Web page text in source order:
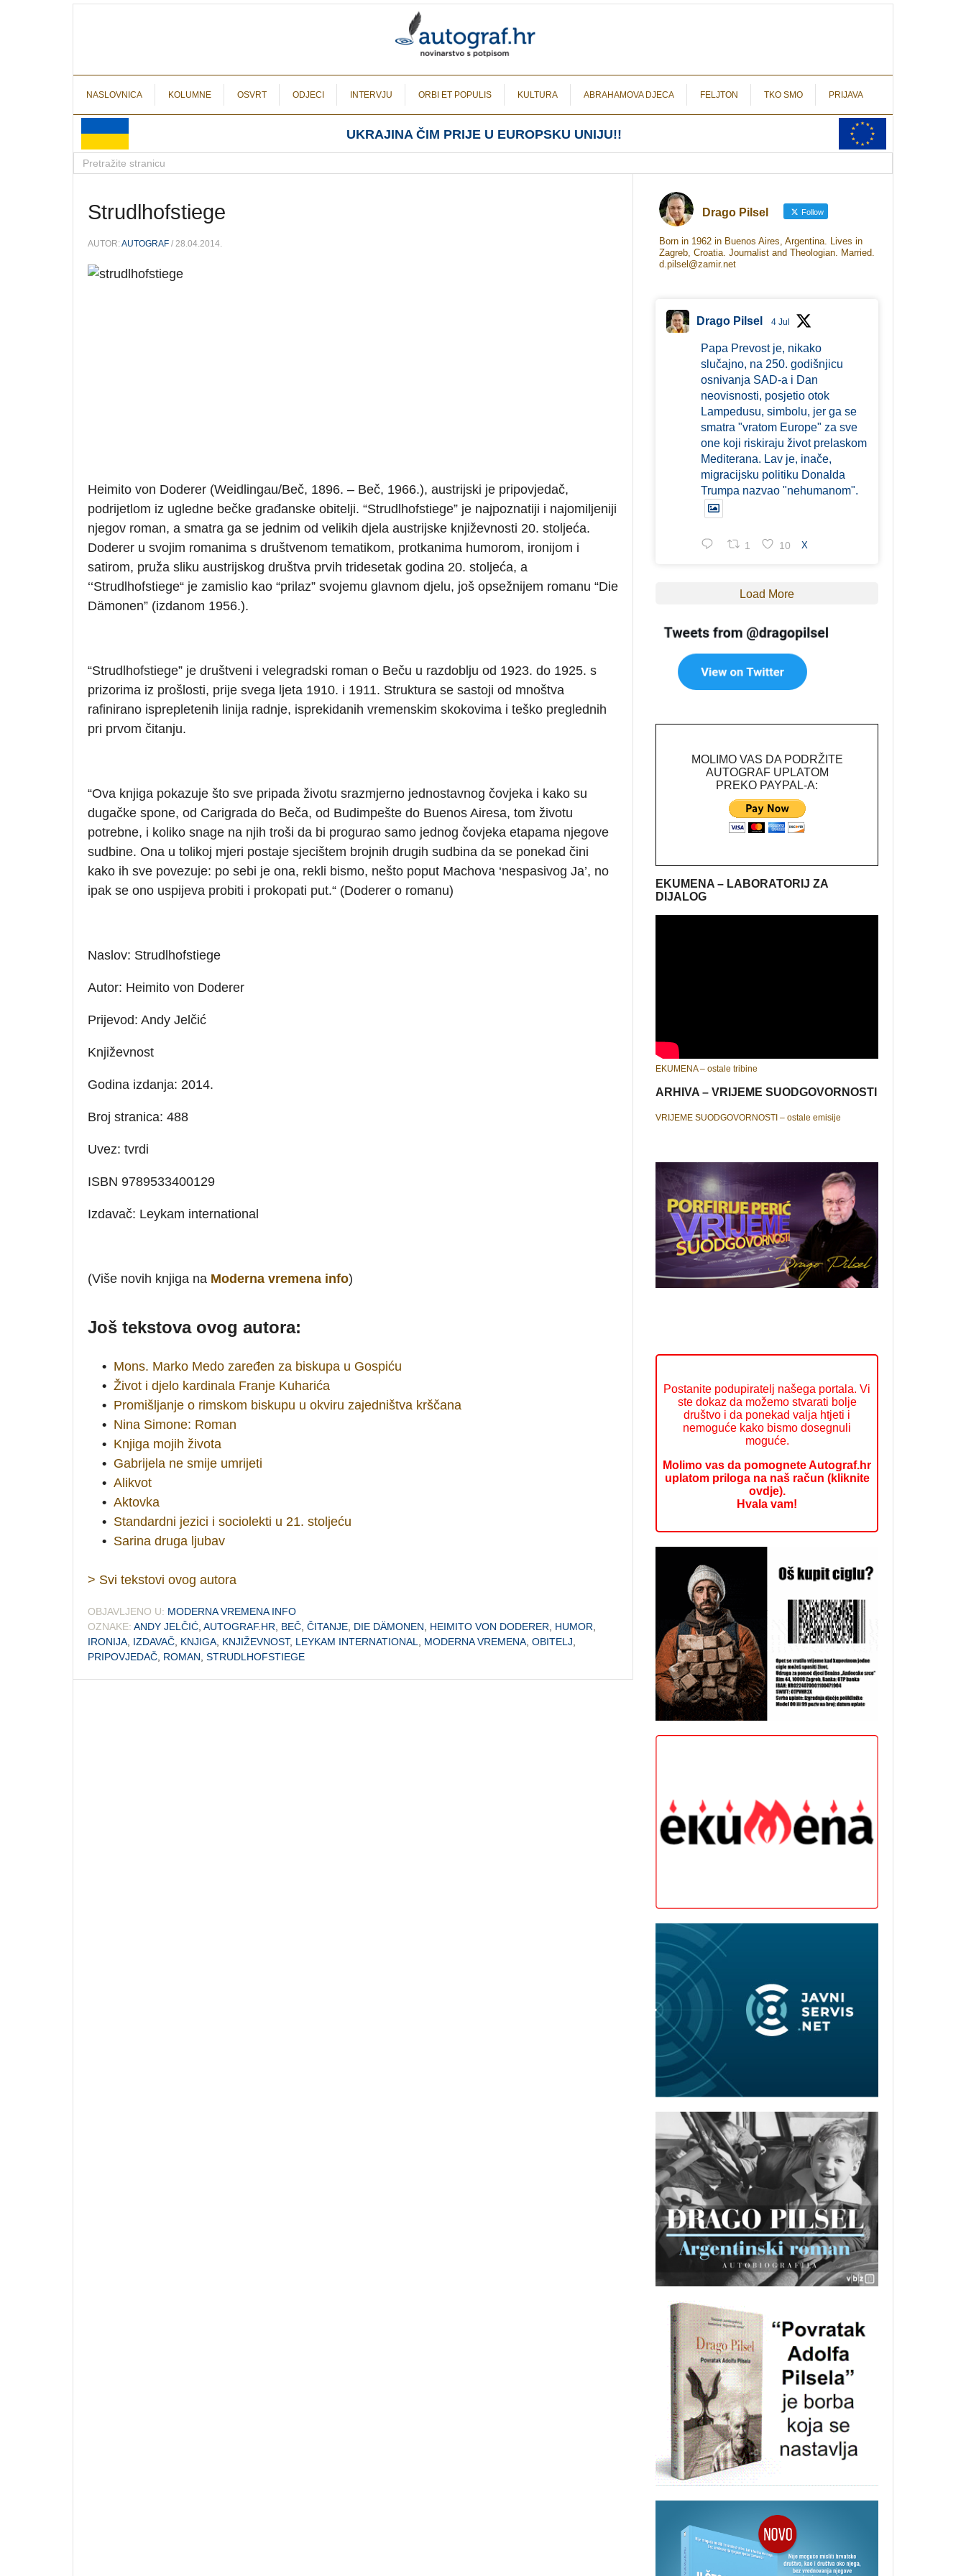
NASLOVNICA KOLUMNE OSVRT ODJECI INTERVJU ORBI ET POPULIS KULTURA ABRAHAMOVA DJECA FELJTON TKO SMO PRIJAVA
UKRAJINA ČIM PRIJE U EUROPSKU UNIJU!!
Strudlhofstiege
AUTOR:AUTOGRAF / 28.04.2014.
Heimito von Doderer (Weidlingau/Beč, 1896. – Beč, 1966.), austrijski je pripovjedač,
podrijetlom iz ugledne bečke građanske obitelji. “Strudlhofstiege” je najpoznatiji i najomiljeniji
njegov roman, a smatra ga se jednim od velikih djela austrijske književnosti 20. stoljeća.
Doderer u svojim romanima s društvenom tematikom, protkanima humorom, ironijom i
satirom, pruža sliku austrijskog društva prvih tridesetak godina 20. stoljeća, a
‘‘Strudlhofstiege“ je zamislio kao “prilaz” svojemu glavnom djelu, još opsežnijem romanu “Die
Dämonen” (izdanom 1956.).
“Strudlhofstiege” je društveni i velegradski roman o Beču u razdoblju od 1923. do 1925. s
prizorima iz prošlosti, prije svega ljeta 1910. i 1911. Struktura se sastoji od mnoštva
rafinirano isprepletenih linija radnje, isprekidanih vremenskim skokovima i teško preglednih
pri prvom čitanju.
“Ova knjiga pokazuje što sve pripada životu srazmjerno jednostavnog čovjeka i kako su
dugačke spone, od Carigrada do Beča, od Budimpešte do Buenos Airesa, tom životu
potrebne, i koliko snage na njih troši da bi progurao samo jednog čovjeka etapama njegove
sudbine. Ona u tolikoj mjeri postaje sjecištem brojnih drugih sudbina da se ponekad čini
kako ih sve povezuje: po sebi je ona, rekli bismo, nešto poput Machova ‘nespasivog Ja’, no
ipak se ono uspijeva probiti i prokopati put.“ (Doderer o romanu)
Naslov: Strudlhofstiege
Autor: Heimito von Doderer
Prijevod: Andy Jelčić
Književnost
Godina izdanja: 2014.
Broj stranica: 488
Uvez: tvrdi
ISBN 9789533400129
Izdavač: Leykam international
(Više novih knjiga na Moderna vremena info)
Još tekstova ovog autora:
• Mons. Marko Medo zaređen za biskupa u Gospiću
• Život i djelo kardinala Franje Kuharića
• Promišljanje o rimskom biskupu u okviru zajedništva krščana
• Nina Simone: Roman
• Knjiga mojih života
• Gabrijela ne smije umrijeti
• Alikvot
• Aktovka
• Standardni jezici i sociolekti u 21. stoljeću
• Sarina druga ljubav
> Svi tekstovi ovog autora
OBJAVLJENO U: MODERNA VREMENA INFO
OZNAKE: ANDY JELČIĆ AUTOGRAF.HR BEČ ČITANJE DIE DÄMONEN HEIMITO VON DODERER HUMOR
IRONIJA IZDAVAČ KNJIGA KNJIŽEVNOST, LEYKAM INTERNATIONAL MODERNA VREMENA OBITELJ
PRIPOVJEDAČ ROMAN STRUDLHOFSTIEGE
Drago Pilsel Follow
Born in 1962 in Buenos Aires, Argentina. Lives in
Zagreb, Croatia. Journalist and Theologian. Married.
d.pilsel@zamir.net
Drago Pilsel 4 Jul
Papa Prevost je, nikako
slučajno, na 250. godišnjicu
osnivanja SAD-a i Dan
neovisnosti, posjetio otok
Lampedusu, simbolu, jer ga se
smatra "vratom Europe" za sve
one koji riskiraju život prelaskom
Mediterana. Lav je, inače,
migracijsku politiku Donalda
Trumpa nazvao "nehumanom".
1 10 X
Load More
MOLIMO VAS DA PODRŽITE
AUTOGRAF UPLATOM
PREKO PAYPAL-A:
EKUMENA – LABORATORIJ ZA
DIJALOG
EKUMENA – ostale tribine
ARHIVA – VRIJEME SUODGOVORNOSTI
VRIJEME SUODGOVORNOSTI – ostale emisije
Postanite podupiratelj našega portala. Vi
ste dokaz da možemo stvarati bolje
društvo i da ponekad valja htjeti i
nemoguće kako bismo dosegnuli
moguće.
Molimo vas da pomognete Autograf.hr
uplatom priloga na naš račun (kliknite
ovdje).
Hvala vam!